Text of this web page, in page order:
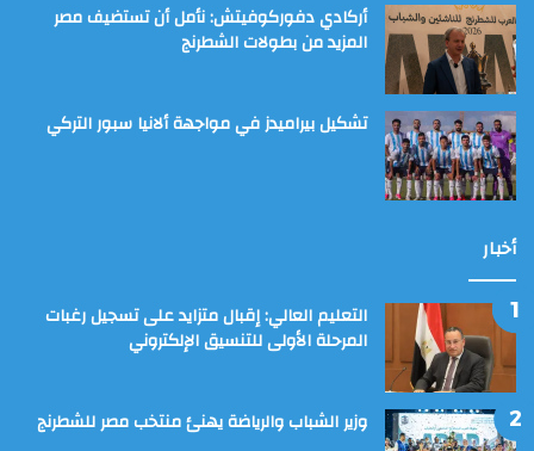
أركادي دفوركوفيتش: نأمل أن تستضيف مصر
المزيد من بطولات الشطرنج
تشكيل بيراميدز في مواجهة ألانيا سبور التركي
أخبار
التعليم العالي: إقبال متزايد على تسجيل رغبات
المرحلة الأولى للتنسيق الإلكتروني
وزير الشباب والرياضة يهنئ منتخب مصر للشطرنج